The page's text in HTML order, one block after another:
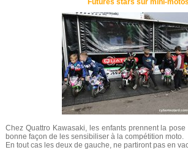
Futures stars sur mini-motos
Chez Quattro Kawasaki, les enfants prennent la
bonne façon de les sensibiliser à la compétition moto.
En tout cas les deux de gauche, ne partiront pas en